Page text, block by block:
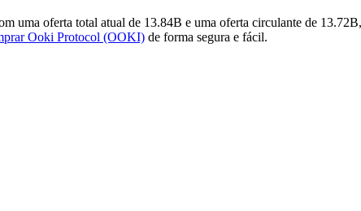
oferta total atual de 13.84B e uma oferta circulante de
Ooki Protocol (OOKI) de forma segura e fácil.